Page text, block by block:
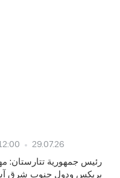
29.07.26
رئيس جمهورية تتارستان:
بريكس ودول جنوب شرق